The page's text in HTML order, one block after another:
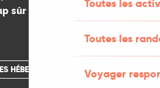
Toutes les
Toutes les
Voyager
sûr votre bonheur dans le Lot.
.
HÉBERGEMENTS INSOLITES